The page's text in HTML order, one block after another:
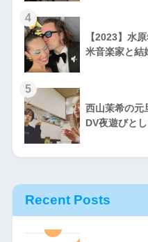
4
【2023】水
米音楽家と結
5
西山茉希の元
DV夜遊びと
Recent Posts